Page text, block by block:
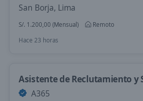
San Borja, Lima
S/. 1.200,00 (Mensual)
Remoto
Hace 23 horas
Asistente de Reclutamiento y
A365